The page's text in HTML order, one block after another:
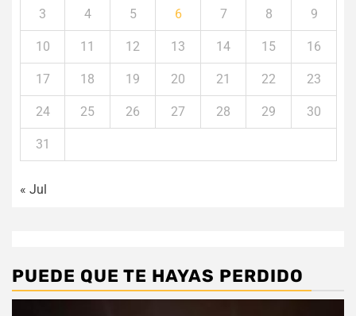
3 4 5 6 7 8 9
10 11 12 13 14 15 16
17 18 19 20 21 22 23
24 25 26 27 28 29 30
31
« Jul
PUEDE QUE TE HAYAS PERDIDO